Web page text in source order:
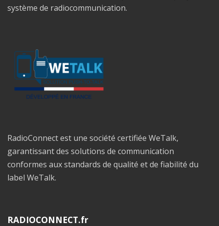
système de radiocommunication.
RadioConnect est une société certifiée WeTalk,
garantissant des solutions de communication
conformes aux standards de qualité et de fiabilité du
label WeTalk.
RADIOCONNECT.fr